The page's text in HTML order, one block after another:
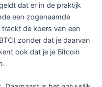
dat er in de praktijk
een zogenaamde
de koers van een
zonder dat je daarvan
ook dat je je Bitcoin